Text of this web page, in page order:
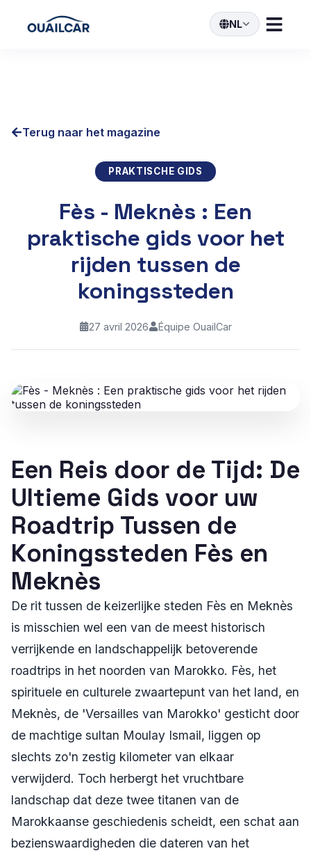
NL
Terug naar het magazine
PRAKTISCHE GIDS
Fès - Meknès : Een
praktische gids voor het
rijden tussen de
koningssteden
27 avril 2026 Équipe OuailCar
Een Reis door de Tijd: De
Ultieme Gids voor uw
Roadtrip Tussen de
Koningssteden Fès en
Meknès
De rit tussen de keizerlijke steden Fès en Meknès
is misschien wel een van de meest historisch
verrijkende en landschappelijk betoverende
roadtrips in het noorden van Marokko. Fès, het
spirituele en culturele zwaartepunt van het land, en
Meknès, de 'Versailles van Marokko' gesticht door
de machtige sultan Moulay Ismail, liggen op
slechts zo'n zestig kilometer van elkaar
verwijderd. Toch herbergt het vruchtbare
landschap dat deze twee titanen van de
Marokkaanse geschiedenis scheidt, een schat aan
bezienswaardigheden die dateren van het